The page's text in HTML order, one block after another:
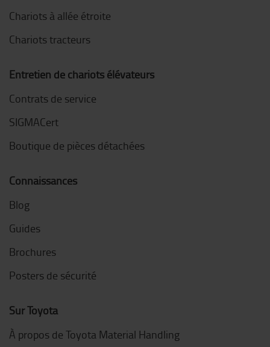
Chariots à allée étroite
Chariots tracteurs
Entretien de chariots élévateurs
Contrats de service
SIGMACert
Boutique de pièces détachées
Connaissances
Blog
Guides
Brochures
Posters de sécurité
Sur Toyota
À propos de Toyota Material Handling